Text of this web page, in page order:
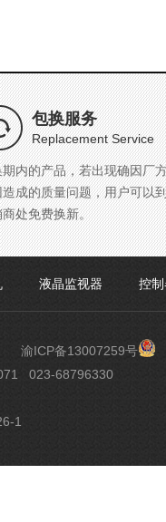
包换服务
Replacement Service
期内的产品，若出现确因厂
造成的质量问题，用户可以
商处免费换新。
液晶监视器 控
渝ICP备13007259号 渝
023-68796330
1